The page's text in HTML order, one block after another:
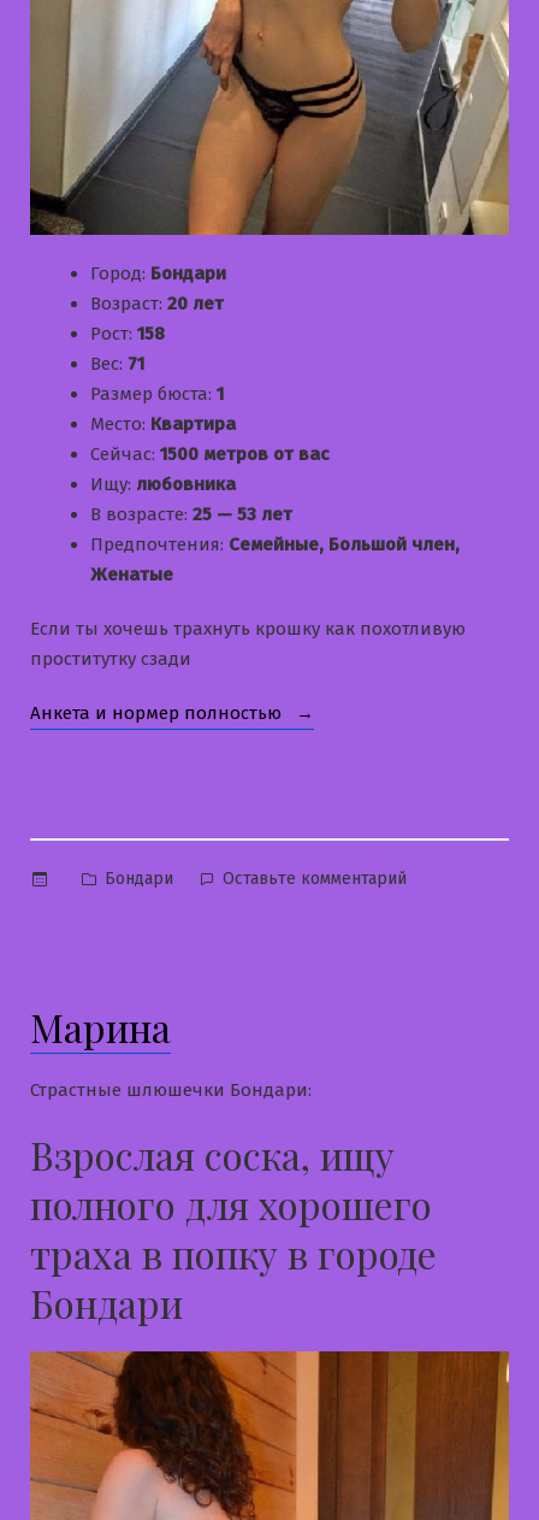
Город: Бондари
Возраст: 20 лет
Рост: 158
Вес: 71
Размер бюста: 1
Место: Квартира
Сейчас: 1500 метров от вас
Ищу: любовника
В возрасте: 25 — 53 лет
Предпочтения: Семейные, Большой член,
Женатые
Если ты хочешь трахнуть крошку как похотливую
проститутку сзади
Анкета и нормер полностью «Маргарита»
Опубликовано
Бондари Оставьте комментарий
Марина
Страстные шлюшечки Бондари:
Взрослая соска, ищу
полного для хорошего
траха в попку в городе
Бондари